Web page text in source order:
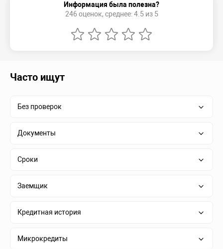
Информация была полезна?
246 оценок, среднее: 4.5 из 5
Часто ищут
Без проверок
Документы
Сроки
Заемщик
Кредитная история
Микрокредиты